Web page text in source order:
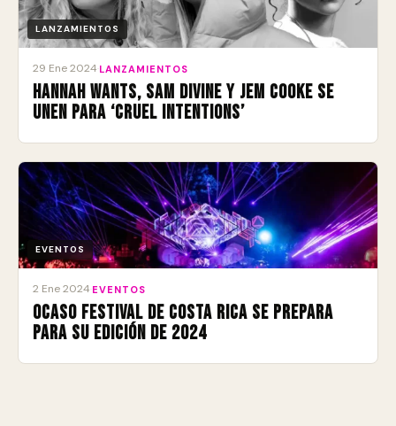
LANZAMIENTOS
29 Ene 2024 LANZAMIENTOS
Hannah Wants, Sam Divine y Jem Cooke se
unen para ‘Cruel Intentions’
EVENTOS
2 Ene 2024 EVENTOS
Ocaso Festival de Costa Rica se prepara
para su edición de 2024